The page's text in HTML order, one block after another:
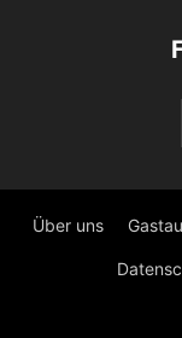
Über uns